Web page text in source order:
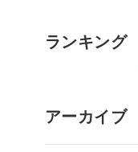
ランキング
アーカイブ